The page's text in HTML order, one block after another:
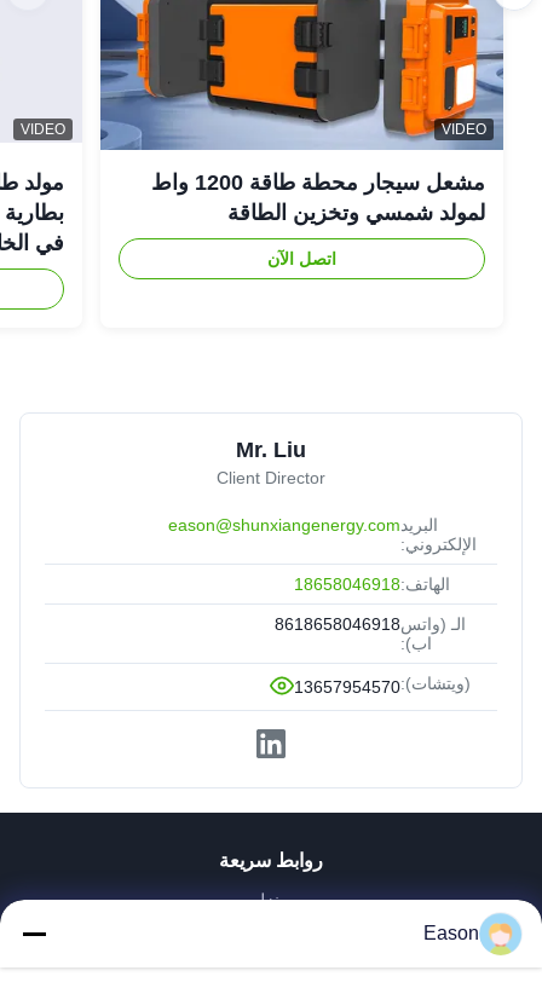
VIDEO
مشعل سيجار محطة طاقة 1200 واط
لمولد شمسي وتخزين الطاقة
اتصل الآن
VIDEO
في
Mr. Liu
Client Director
البريد
الإلكتروني:
eason@shunxiangenergy.com
الهاتف:18658046918
الـ (واتس
اب):
8618658046918
(ويتشات):13657954570
روابط سريعة
منزل
Eason